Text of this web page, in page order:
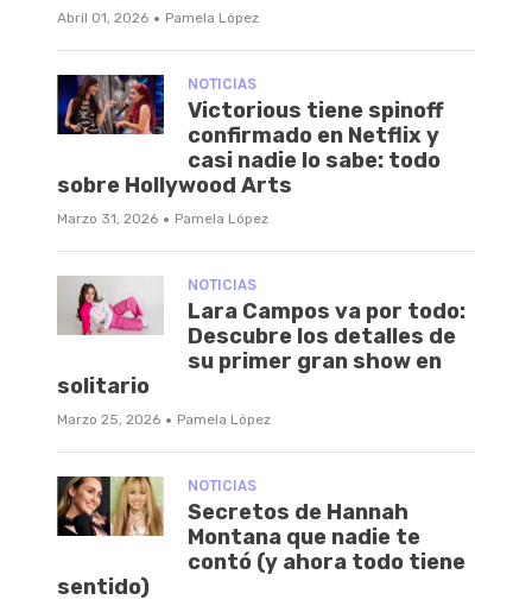
Abril 01, 2026 · Pamela López
NOTICIAS
Victorious tiene spinoff
confirmado en Netflix y
casi nadie lo sabe: todo
sobre Hollywood Arts
Marzo 31, 2026 · Pamela López
NOTICIAS
Lara Campos va por todo:
Descubre los detalles de
su primer gran show en
solitario
Marzo 25, 2026 · Pamela López
NOTICIAS
Secretos de Hannah
Montana que nadie te
contó (y ahora todo tiene
sentido)